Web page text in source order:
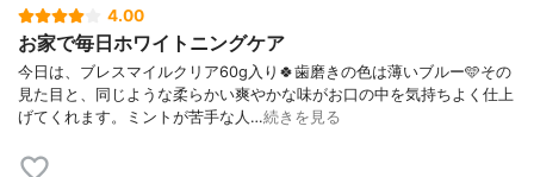
4.00
お家で毎日ホワイトニングケア
今日は、ブレスマイルクリア60g入り🍀歯磨きの色は薄いブルー🩵その
見た目と、同じような柔らかい爽やかな味がお口の中を気持ちよく仕上
げてくれます。ミントが苦手な人…続きを見る